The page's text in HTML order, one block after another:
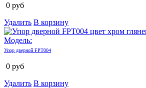
0 руб
Удалить В корзину
Модель:
Упор дверной FPT004
0 руб
Удалить В корзину